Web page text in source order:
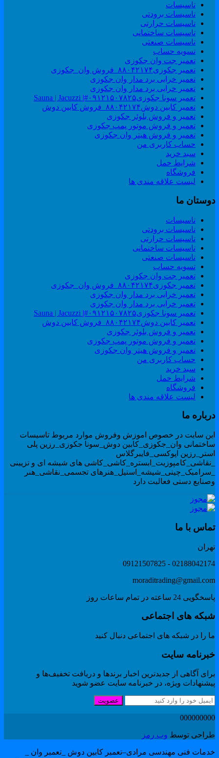
تاسیسات
تاسیسات برودتی
تاسیسات حرارتی
تاسیسات ساختمانی
تاسیسات صنعتی
تسویه حساب
تعمیر جت وان جکوزی
تعمیر جکوزی۸۸۰۴۲۱۷۴_فروش وان_جکوزی
تعمیر خرابی برد مدار وان جکوزی
تعمیر خرابی برد مدار وان جکوزی
تعمیر سونا جکوزی۰۹۱۲۱۵۰۷۸۲۵#| Sauna | Jacuzzi
تعمیر کابین دوش۸۸۰۴۲۱۷۴_فروش کابین دوش
تعمیر و فروش بلوئر جکوزی
تعمیر و فروش موتور پمپ جکوزی
تعمیر و فروش هیتر وان جکوزی
حساب کاربری من
سبد خرید
شرایط حمل
فروشگاه
لیست علاقه مندی ها
ما
تاسیسات
تاسیسات برودتی
تاسیسات حرارتی
تاسیسات ساختمانی
تاسیسات صنعتی
تسویه حساب
تعمیر جت وان جکوزی
تعمیر جکوزی۸۸۰۴۲۱۷۴_فروش وان_جکوزی
تعمیر خرابی برد مدار وان جکوزی
تعمیر خرابی برد مدار وان جکوزی
تعمیر سونا جکوزی۰۹۱۲۱۵۰۷۸۲۵#| Sauna | Jacuzzi
تعمیر کابین دوش۸۸۰۴۲۱۷۴_فروش کابین دوش
تعمیر و فروش بلوئر جکوزی
تعمیر و فروش موتور پمپ جکوزی
تعمیر و فروش هیتر وان جکوزی
حساب کاربری من
سبد خرید
شرایط حمل
فروشگاه
لیست علاقه مندی ها
ما
سایت در خصوص اموزش وفروش موارد مربوط تاسیسات
وان_جکوزی_کابین دوش_سونا جکوزی_رزین پلی
اپوکسی_فایبرگلاس
های شیشه ای و تزیینی
تجسمی_نقاشی_هنر
دستی فعالیت دارد
با ما
02188042174 -
24 ساعته در تمام ساعات روز
های اجتماعی
را در شبکه های اجتماعی دنبال کنید
سایت
آگاهی از جدیدترین اخبار برندها و دریافت تخفیف‌ها و
ویژه، در خبرنامه سایت عضو شوید
عضویت
توسطوب رمز
فنی مهندسی مرادی–تعمیر کابین دوش _تعمیر وان _